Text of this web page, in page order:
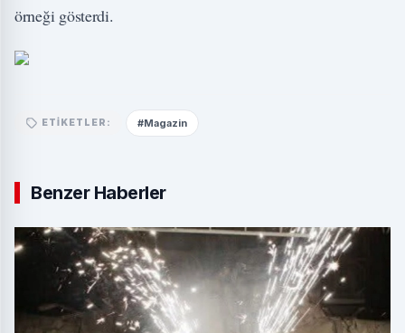
örneği gösterdi.
ETIKETLER: #Magazin
Benzer Haberler